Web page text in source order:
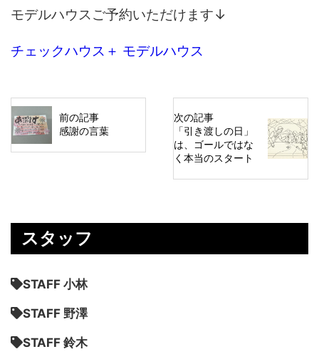
モデルハウスご予約いただけます↓
チェックハウス＋ モデルハウス
前の記事
感謝の言葉
次の記事
「引き渡しの日」
は、ゴールではな
く本当のスタート
スタッフ
STAFF 小林
STAFF 野澤
STAFF 鈴木